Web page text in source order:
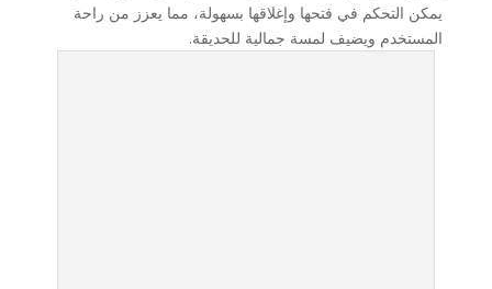
يمكن التحكم في فتحها وإغلاقها بسهولة، مما يعزز من راحة
المستخدم ويضيف لمسة جمالية للحديقة.